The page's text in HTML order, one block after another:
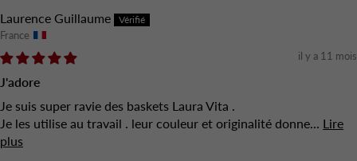
Laurence Guillaume
France
il y a 11 mois
J'adore
Je suis super ravie des baskets Laura Vita .
Je les utilise au travail . leur couleur et originalité donne... Lire
plus